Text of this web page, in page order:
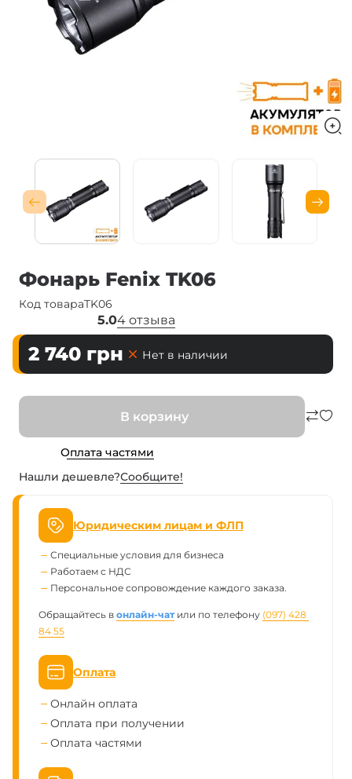
Фонарь Fenix TK06
Код товараTK06
5.04 отзыва
2 740 грн Нет в наличии
В корзину
Оплата частями
Нашли дешевле?Сообщите!
Юридическим лицам и ФЛП
Специальные условия для бизнеса
Работаем с НДС
Персональное сопровождение каждого заказа.
Обращайтесь в онлайн-чатили по телефону (097) 428
84 55
Оплата
Онлайн оплата
Оплата при получении
Оплата частями